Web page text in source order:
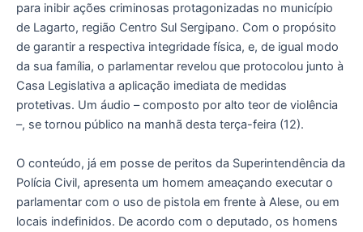
para inibir ações criminosas protagonizadas no município
de Lagarto, região Centro Sul Sergipano. Com o propósito
de garantir a respectiva integridade física, e, de igual modo
da sua família, o parlamentar revelou que protocolou junto à
Casa Legislativa a aplicação imediata de medidas
protetivas. Um áudio – composto por alto teor de violência
–, se tornou público na manhã desta terça-feira (12).
O conteúdo, já em posse de peritos da Superintendência da
Polícia Civil, apresenta um homem ameaçando executar o
parlamentar com o uso de pistola em frente à Alese, ou em
locais indefinidos. De acordo com o deputado, os homens